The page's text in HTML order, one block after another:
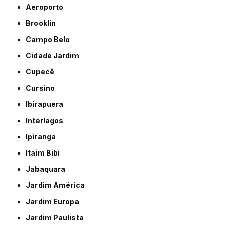
Aeroporto
Brooklin
Campo Belo
Cidade Jardim
Cupecê
Cursino
Ibirapuera
Interlagos
Ipiranga
Itaim Bibi
Jabaquara
Jardim América
Jardim Europa
Jardim Paulista